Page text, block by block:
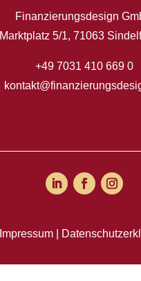
Finanzierungsdesign
Marktplatz 5/1, 71063
+49 7031 410 669 0
Impressum 4,98 / 5,00
36